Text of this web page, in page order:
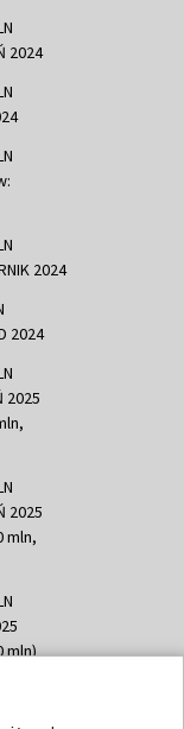
2024
2024
2024
2025
2025
mln,
mln)